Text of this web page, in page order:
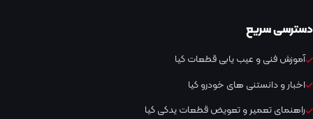
دسترسی سریع
آموزش فنی و عیب یابی قطعات کیا
اخبار و دانستنی های خودرو کیا
راهنمای تعمیر و تعویض قطعات یدکی کیا